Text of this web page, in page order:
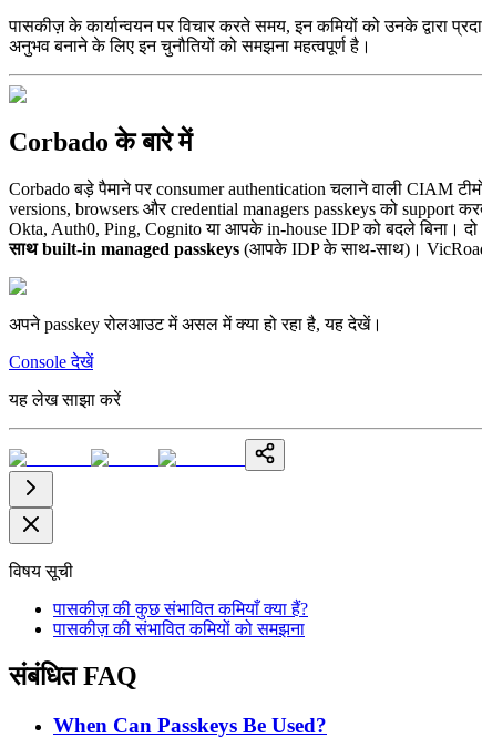
पासकीज़ के कार्यान्वयन पर विचार करते समय, इन कमियों को उनके द्वारा
अनुभव बनाने के लिए इन चुनौतियों को समझना महत्वपूर्ण है।
Corbado के बारे में
Corbado बड़े पैमाने पर consumer authentication चलाने वाली CIAM
versions, browsers और credential managers passkeys को support
Okta, Auth0, Ping, Cognito या आपके in-house IDP को बदले बिना। दो
साथ built-in managed passkeys (आपके IDP के साथ-साथ)।
अपने passkey रोलआउट में असल में क्या हो रहा है, यह देखें।
Console देखें
यह लेख साझा करें
विषय सूची
पासकीज़ की कुछ संभावित कमियाँ क्या हैं?
पासकीज़ की संभावित कमियों को समझना
संबंधित FAQ
When Can Passkeys Be Used?